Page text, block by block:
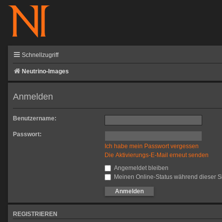
Schnellzugriff
Neutrino-Images
Anmelden
Benutzername:
Passwort:
Ich habe mein Passwort vergessen
Die Aktivierungs-E-Mail erneut senden
Angemeldet bleiben
Meinen Online-Status während dieser
REGISTRIEREN